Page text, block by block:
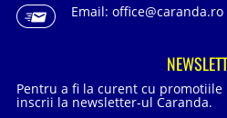
Email: office@caranda.ro
Pentru a fi la curent cu
inscrii la newsletter-ul Caranda.